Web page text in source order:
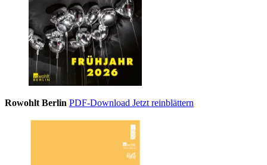
Rowohlt Berlin PDF-Download Jetzt reinblättern